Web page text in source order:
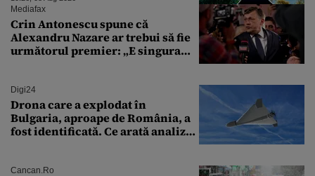
Mediafax
Crin Antonescu spune că
Alexandru Nazare ar trebui să fie
următorul premier: „E singura
Digi24
Drona care a explodat în
Bulgaria, aproape de România, a
fost identificată. Ce arată analiza
Cancan.ro